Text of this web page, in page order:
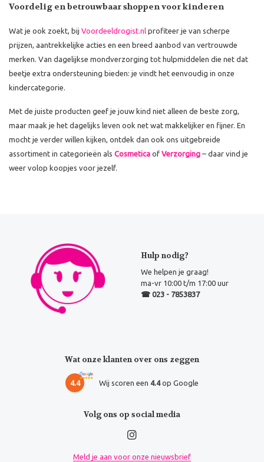
Voordelig en betrouwbaar shoppen voor kinderen
Wat je ook zoekt, bij Voordeeldrogist.nl profiteer je van scherpe
prijzen, aantrekkelijke acties en een breed aanbod van vertrouwde
merken. Van dagelijkse mondverzorging tot hulpmiddelen die net dat
beetje extra ondersteuning bieden: je vindt het eenvoudig in onze
kindercategorie.
Met de juiste producten geef je jouw kind niet alleen de beste zorg,
maar maak je het dagelijks leven ook net wat makkelijker en fijner. En
mocht je verder willen kijken, ontdek dan ook ons uitgebreide
assortiment in categorieën als Cosmetica of Verzorging – daar vind je
weer volop koopjes voor jezelf.
Hulp nodig?
We helpen je graag!
ma-vr 10:00 t/m 17:00 uur
☎ 023 - 7853837
Wat onze klanten over ons zeggen
4.4 Wij scoren een 4.4op Google
Volg ons op social media
Meld je aan voor onze nieuwsbrief